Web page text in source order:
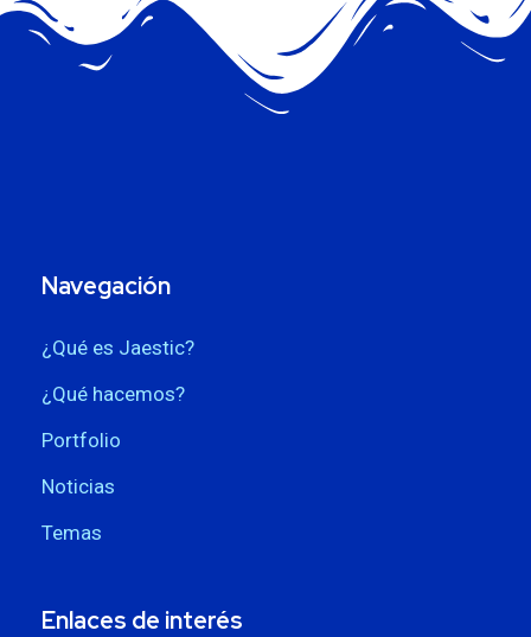
Navegación
¿Qué es Jaestic?
¿Qué hacemos?
Portfolio
Noticias
Temas
Enlaces de interés